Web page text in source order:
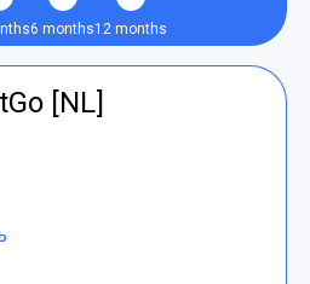
6 months12 months
[NL]